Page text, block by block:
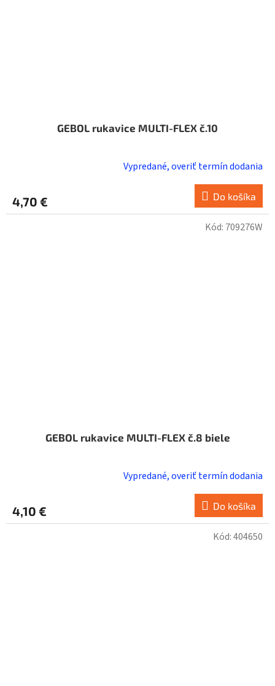
GEBOL rukavice MULTI-FLEX č.10
Vypredané, overiť termín dodania
4,70 € Do košíka
GEBOL rukavice MULTI-FLEX č.8 biele
Vypredané, overiť termín dodania
4,10 € Do košíka
Kód: 709276W
Kód:404650